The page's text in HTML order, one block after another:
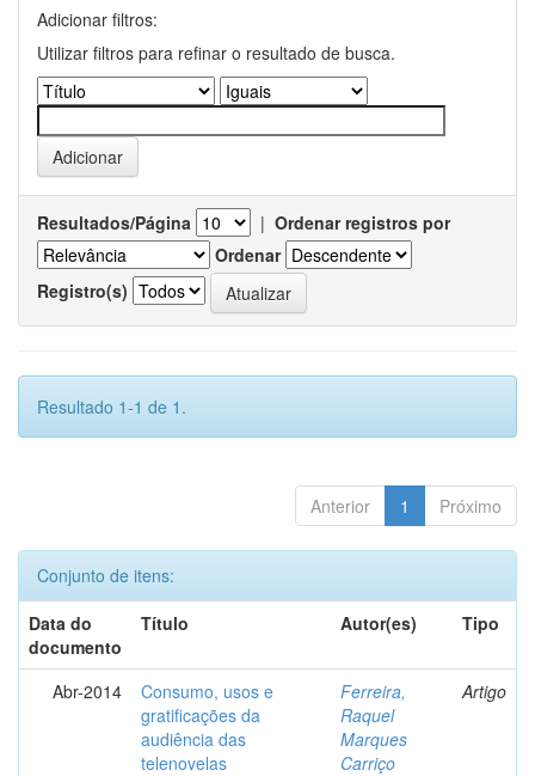
Adicionar filtros:
Utilizar filtros para refinar o resultado de busca.
Resultados/Página | Ordenar registros por
Ordenar
Registro(s)
Resultado 1-1 de 1.
Anterior 1 Próximo
Conjunto de itens:
Data do
documento
Título Autor(es) Tipo
Abr-2014
Consumo, usos e
gratificações da
audiência das
telenovelas
Ferreira,
Raquel
Marques
Carriço
Artigo